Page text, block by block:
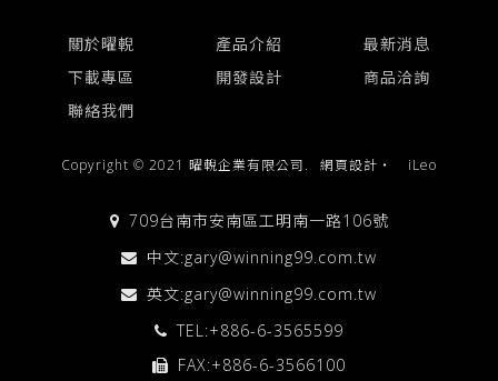
關於曜輗 產品介紹
最新消息
下載專區
開發設計
商品洽詢
聯絡我們
Copyright © 2021 曜輗企業有限公司. 網頁設計 ‧ iLeo
709台南市安南區工明南一路106號
中文:gary@winning99.com.tw
英文:gary@winning99.com.tw
TEL:+886-6-3565599
FAX:+886-6-3566100